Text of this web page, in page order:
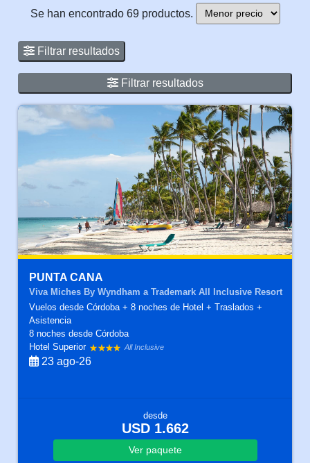
Se han encontrado 69 productos.
Filtrar resultados
Filtrar resultados
PUNTA CANA
Viva Miches By Wyndham a Trademark All Inclusive Resort
Vuelos desde Córdoba + 8 noches de Hotel + Traslados +
Asistencia
8 nochesdesde Córdoba
Hotel Superior
All Inclusive
23 ago-26
desde
USD 1.662
Ver paquete